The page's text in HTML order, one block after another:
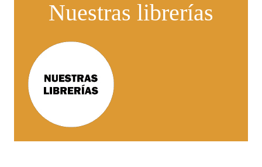
Nuestras librerías